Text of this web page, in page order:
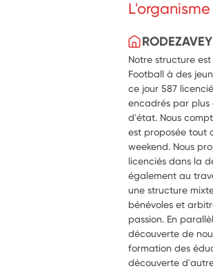
Notre structure
Football à des
ce jour 587
encadrés par
d'état. Nous
est proposée tout
weekend. Nous
licenciés dans la
également au
une structure
bénévoles et
passion. En
découverte de
formation des
découverte